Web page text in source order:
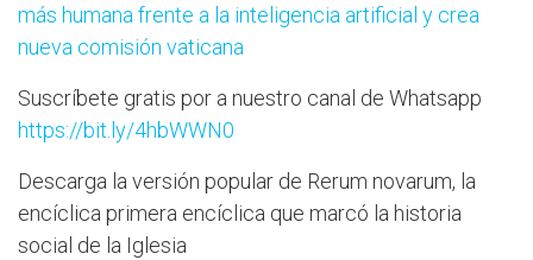
más humana frente a la inteligencia artificial y crea
nueva comisión vaticana
Suscríbete gratis por a nuestro canal de Whatsapp
https://bit.ly/4hbWWN0
Descarga la versión popular de Rerum novarum, la
encíclica primera encíclica que marcó la historia
social de la Iglesia